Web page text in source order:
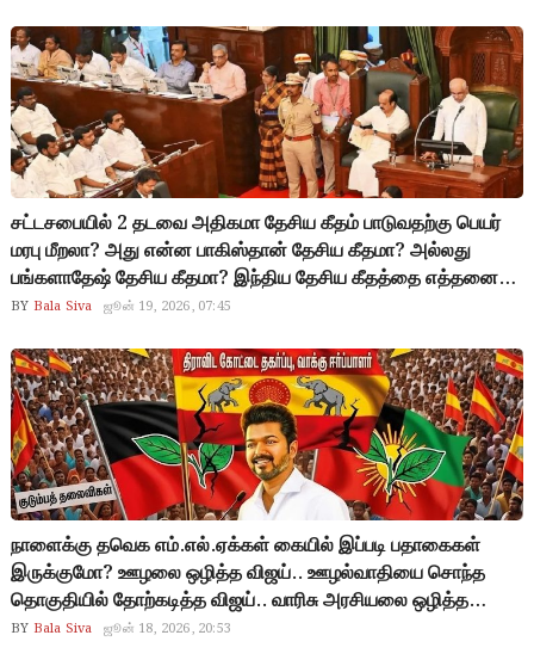
5 வருஷம் ஒன்னுமே பண்ணாமல், ஒரு மாதத்துல இதை ஏன்
செய்யலை? அதை ஏன் செய்யலைன்னு கேட்க வெட்கமாக
இல்லையா?
சட்டசபையில் 2 தடவை அதிகமா தேசிய கீதம் பாடுவதற்கு பெயர்
மரபு மீறலா? அது என்ன பாகிஸ்தான் தேசிய கீதமா? அல்லது
பங்களாதேஷ் தேசிய கீதமா? இந்திய தேசிய கீதத்தை எத்தனை
முறை வேண்டுமானாலும் பாடலாமே? இதில் என்ன தவறு?
மரபா? கவர்னரை வெளியே போ என்று சொல்வதுதான் மரபா? எந்த
ஒரு மரபும் நிரந்தரம் அல்ல.. அவ்வப்போது மாற்றப்பட வேண்டியது
தான் மரபு.. தவெகவினர் அதிரடி…
BY Bala Siva ஜூன் 19, 2026, 07:45
நாளைக்கு தவெக எம்.எல்.ஏக்கள் கையில் இப்படி பதாகைகள்
இருக்குமோ? ஊழலை ஒழித்த விஜய்.. ஊழல்வாதியை சொந்த
தொகுதியில் தோற்கடித்த விஜய்.. வாரிசு அரசியலை ஒழித்த
விஜய்… பாட்டிலுக்கு 10 ரூபாய் கலாச்சாரத்தை ஒழித்த விஜய்.. 19
BY Bala Siva ஜூன் 18, 2026, 20:53